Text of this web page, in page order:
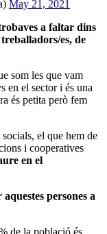
May 21, 2021
a faltar dins
es, de
som les que vam
en el sector i és una
és petita però fem
el que hem de
i cooperatives
en el
persones a
de la població és